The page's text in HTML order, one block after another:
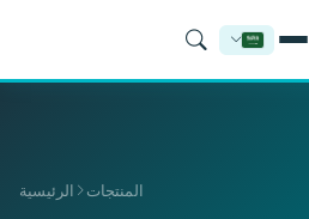
الرئيسية المنتجات